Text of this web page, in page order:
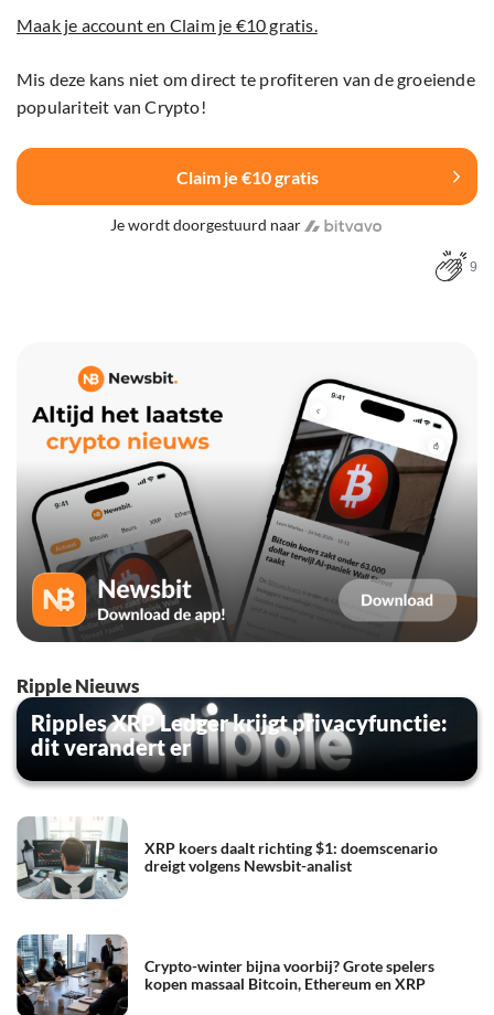
Maak je account en Claim je €10 gratis.
Mis deze kans niet om direct te profiteren van de groeiende
populariteit van Crypto!
Claim je €10 gratis
Je wordt doorgestuurd naar
9
Ripple Nieuws
Ripples XRP Ledger krijgt privacyfunctie:
dit verandert er
XRP koers daalt richting $1: doemscenario
dreigt volgens Newsbit-analist
Crypto-winter bijna voorbij? Grote spelers
kopen massaal Bitcoin, Ethereum en XRP